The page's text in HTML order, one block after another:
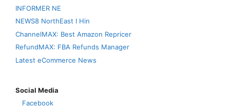
INFORMER NE
NEWS8 NorthEast I Hin
ChannelMAX: Best Amazon Repricer
RefundMAX: FBA Refunds Manager
Latest eCommerce News
Social Media
Facebook